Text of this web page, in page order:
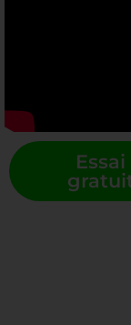
Essai